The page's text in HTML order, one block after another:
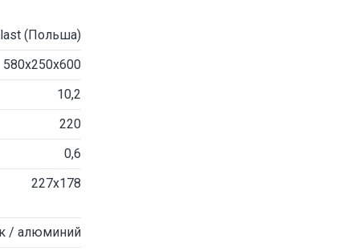
(Польша)
580х250х600
10,2
220
0,6
227х178
/ алюминий